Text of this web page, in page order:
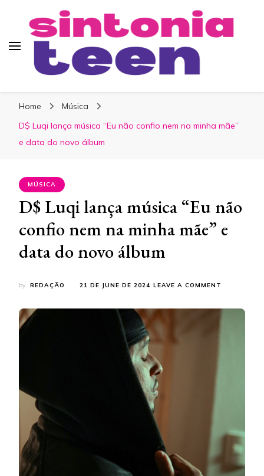
Home
Música
D$ Luqi lança música “Eu não confio nem na minha mãe”
e data do novo álbum
MÚSICA
D$ Luqi lança música “Eu não
confio nem na minha mãe” e
data do novo álbum
by REDAÇÃO 21 DE JUNE DE 2024 LEAVE A COMMENT
DO
NOVO
ÁLBUM